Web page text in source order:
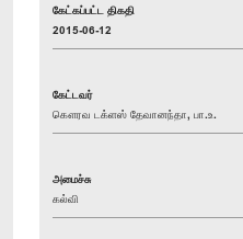
கேட்கப்பட்ட திகதி
2015-06-12
கேட்டவர்
கௌரவ டக்ளஸ் தேவானந்தா, பா.உ.
அமைச்சு
கல்வி